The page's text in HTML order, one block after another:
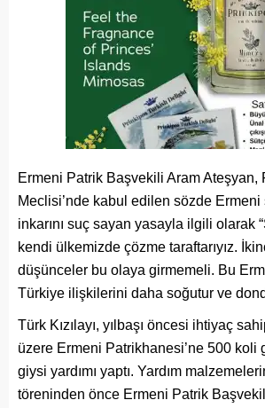
Ermeni Patrik Başvekili Aram Ateşyan,
Meclisi’nde kabul edilen sözde Ermeni
inkarını suç sayan yasayla ilgili olarak
kendi ülkemizde çözme taraftarıyız.
düşünceler bu olaya girmemeli. Bu
Türkiye ilişkilerini daha soğutur ve
Türk Kızılayı, yılbaşı öncesi ihtiyaç
üzere Ermeni Patrikhanesi’ne 500 koli
giysi yardımı yaptı. Yardım
töreninden önce Ermeni Patrik